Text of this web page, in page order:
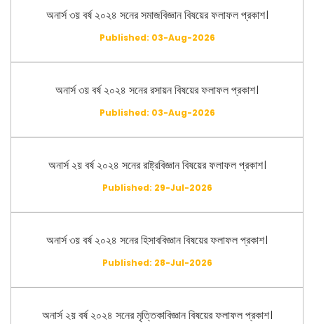
অনার্স ৩য় বর্ষ ২০২৪ সনের সমাজবিজ্ঞান বিষয়ের ফলাফল প্রকাশ।
Published: 03-Aug-2026
অনার্স ৩য় বর্ষ ২০২৪ সনের রসায়ন বিষয়ের ফলাফল প্রকাশ।
Published: 03-Aug-2026
অনার্স ২য় বর্ষ ২০২৪ সনের রাষ্ট্রবিজ্ঞান বিষয়ের ফলাফল প্রকাশ।
Published: 29-Jul-2026
অনার্স ৩য় বর্ষ ২০২৪ সনের হিসাববিজ্ঞান বিষয়ের ফলাফল প্রকাশ।
Published: 28-Jul-2026
অনার্স ২য় বর্ষ ২০২৪ সনের মৃত্তিকাবিজ্ঞান বিষয়ের ফলাফল প্রকাশ।